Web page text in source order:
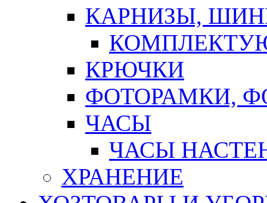
КАРНИЗЫ,
КРЮЧКИ
ФОТОРАМКИ,
ЧАСЫ
ЧАСЫ
ХРАНЕНИЕ